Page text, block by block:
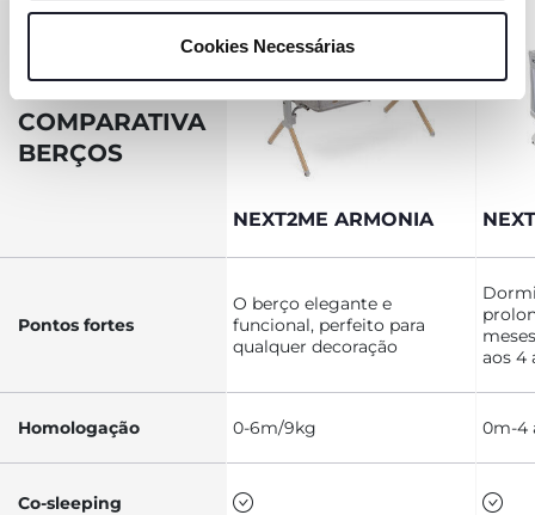
são necessários e essenciais para garantir o
funcionamento desta página.
Cookies Necessárias
TABELA
COMPARATIVA
BERÇOS
NEXT2ME ARMONIA
Pontos fortes
O berço elegante e
funcional, perfeito para
qualquer decoração
aos 4
Homologação 0-6m/9kg 0m-4
Co-sleeping